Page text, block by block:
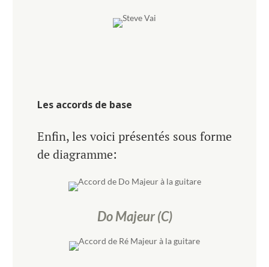
Les accords de base
Enfin, les voici présentés sous forme
de diagramme:
Do Majeur (C)